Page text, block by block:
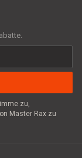
zu,
Master Rax zu